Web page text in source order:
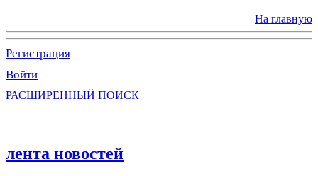
На главную
Регистрация
Войти
РАСШИРЕННЫЙ ПОИСК
лента новостей